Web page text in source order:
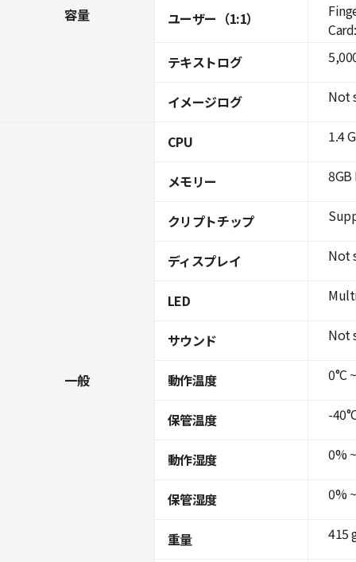
容量 ユーザー（1:1）
テキストログ
イメージログ
一般
CPU
メモリー
クリプトチップ
ディスプレイ
LED
サウンド
動作温度
保管温度
動作湿度
保管湿度
重量
Not
1.4
8GB
Not
Not
0°C
-
0%
0%
415